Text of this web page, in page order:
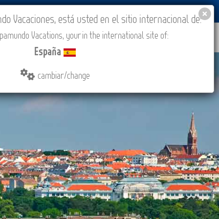
COMPRAR CONTACTO MÁS
Vacaciones, está usted en el sitio internacional de:
Vacations, your in the international site of:
España
cambiar/change